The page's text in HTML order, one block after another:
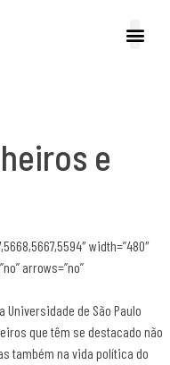
e
width=”480″
arrows=”no”
de São Paulo
que têm se destacado não
também na vida política do